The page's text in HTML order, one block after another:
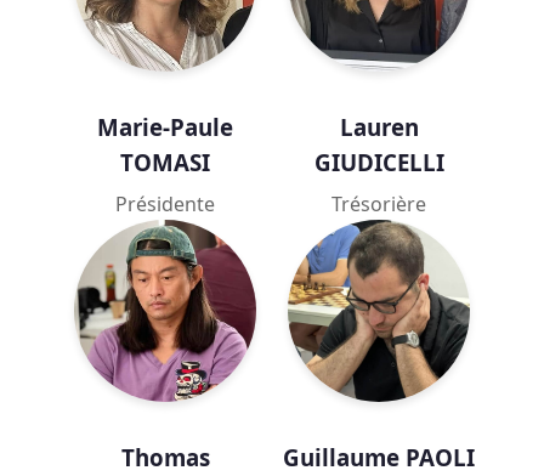
Marie-Paule
TOMASI
Présidente
Lauren
GIUDICELLI
Trésorière
Thomas
Guillaume PAOLI